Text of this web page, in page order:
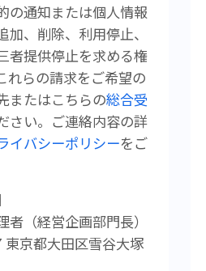
の通知または個人情報
、削除、利用停止、
者提供停止を求める権
れらの請求をご希望の
またはこちらの総合受
さい。 ご連絡内容の詳
イバシーポリシーをご
者（経営企画部門長）
京都大田区雪谷大塚